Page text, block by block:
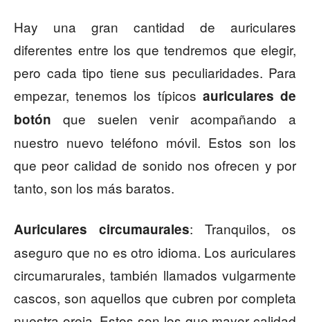
Hay una gran cantidad de auriculares
diferentes entre los que tendremos que elegir,
pero cada tipo tiene sus peculiaridades. Para
empezar, tenemos los típicos auriculares de
botón que suelen venir acompañando a
nuestro nuevo teléfono móvil. Estos son los
que peor calidad de sonido nos ofrecen y por
tanto, son los más baratos.
Auriculares circumaurales: Tranquilos, os
aseguro que no es otro idioma. Los auriculares
circumarurales, también llamados vulgarmente
cascos, son aquellos que cubren por completa